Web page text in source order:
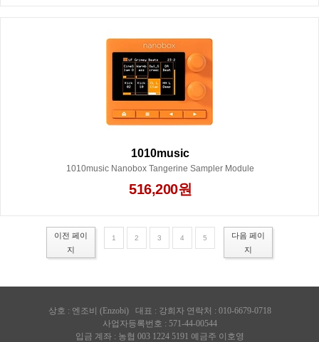
1010music
1010music Nanobox Tangerine Sampler Module
516,200원
이전 페이
지
1 2 3 4 5
다음 페이
지
상호 : 엔조비 (Enzobi)대표 : 강희자 연락처 : 010-6679-0718
사업자등록번호 : 571-44-00544
입금 계좌 : 농협 003 1224 5191 예금주 이호영